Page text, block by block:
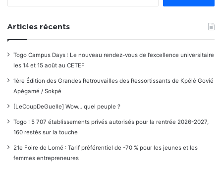
Articles récents
Togo Campus Days : Le nouveau rendez-vous de l’excellence universitaire
les 14 et 15 août au CETEF
1ère Édition des Grandes Retrouvailles des Ressortissants de Kpélé Govié
Apégamé / Sokpé
[LeCoupDeGuelle] Wow… quel peuple ?
Togo : 5 707 établissements privés autorisés pour la rentrée 2026-2027,
160 restés sur la touche
21e Foire de Lomé : Tarif préférentiel de -70 % pour les jeunes et les
femmes entrepreneures